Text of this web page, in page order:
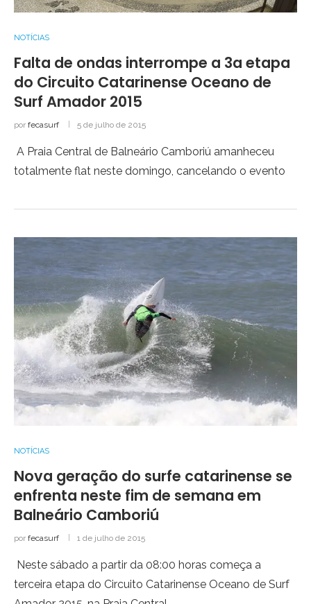
NOTÍCIAS
Falta de ondas interrompe a 3a etapa
do Circuito Catarinense Oceano de
Surf Amador 2015
por fecasurf 5 de julho de 2015
A Praia Central de Balneário Camboriú amanheceu
totalmente flat neste domingo, cancelando o evento
NOTÍCIAS
Nova geração do surfe catarinense se
enfrenta neste fim de semana em
Balneário Camboriú
por fecasurf 1 de julho de 2015
Neste sábado a partir da 08:00 horas começa a
terceira etapa do Circuito Catarinense Oceano de Surf